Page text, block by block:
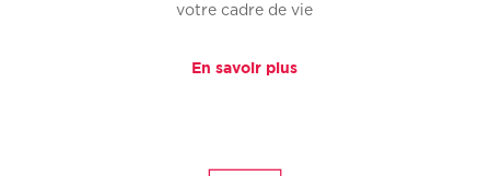
votre cadre de vie
En savoir plus